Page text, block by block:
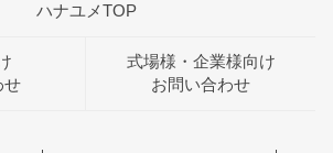
ハナユメTOP
せ
式場様・企業様向け
お問い合わせ